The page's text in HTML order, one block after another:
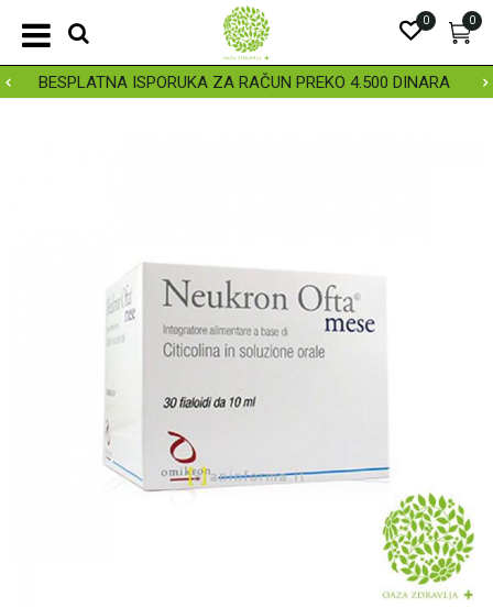
BESPLATNA ISPORUKA ZA RAČUN PREKO 4.500 DINARA
0
0